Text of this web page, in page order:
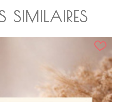
SIMILAIRES